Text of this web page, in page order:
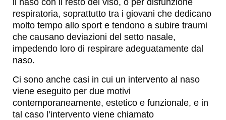
respiratoria, soprattutto tra i giovani che dedicano
molto tempo allo sport e tendono a subire traumi
che causano deviazioni del setto nasale,
impedendo loro di respirare adeguatamente dal
naso.
Ci sono anche casi in cui un intervento al naso
viene eseguito per due motivi
contemporaneamente, estetico e funzionale, e in
tal caso l’intervento viene chiamato